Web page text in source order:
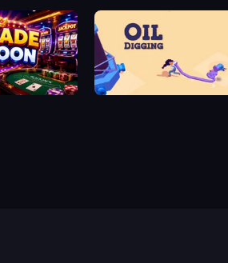
Oil Digging